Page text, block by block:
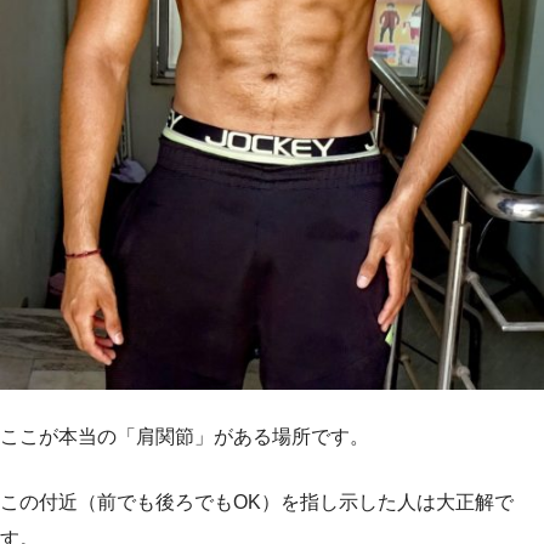
ここが本当の「肩関節」がある場所です。
この付近（前でも後ろでもOK）を指し示した人は大正解で
す。